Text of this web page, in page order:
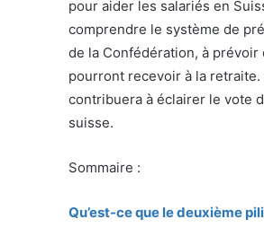
pour aider les salariés en
comprendre le système de
de la Confédération, à prévoir
pourront recevoir à la
contribuera à éclairer le vote
suisse.
Sommaire :
Qu’est-ce que le deuxième